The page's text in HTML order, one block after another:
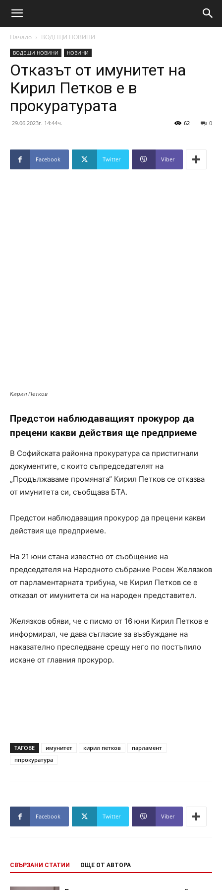
Начало ВОДЕЩИ НОВИНИ
ВОДЕЩИ НОВИНИ НОВИНИ
Отказът от имунитет на
Кирил Петков е в
прокуратурата
29.06.2023г. 14:44ч. 0
62
Facebook Twitter Viber
Кирил Петков
Предстои наблюдаващият прокурор да
прецени какви действия ще предприеме
В Софийската районна прокуратура са пристигнали
документите, с които съпредседателят на
„Продължаваме промяната“ Кирил Петков се отказва
от имунитета си, съобщава БТА.
Предстои наблюдаващия прокурор да прецени какви
действия ще предприеме.
На 21 юни стана известно от съобщение на
председателя на Народното събрание Росен Желязков
от парламентарната трибуна, че Кирил Петков се е
отказал от имунитета си на народен представител.
Желязков обяви, че с писмо от 16 юни Кирил Петков е
информирал, че дава съгласие за възбуждане на
наказателно преследване срещу него по постъпило
искане от главния прокурор.
ТАГОВЕ имунитет кирил петков
парламент
ппрокуратура
Facebook Twitter Viber
СВЪРЗАНИ СТАТИИ ОЩЕ ОТ АВТОРА